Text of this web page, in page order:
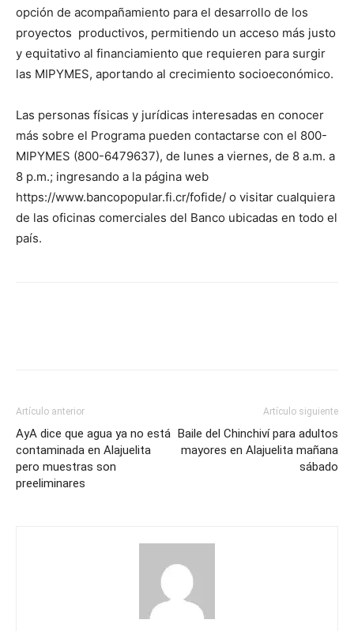
opción de acompañamiento para el desarrollo de los
proyectos productivos, permitiendo un acceso más justo
y equitativo al financiamiento que requieren para surgir
las MIPYMES, aportando al crecimiento socioeconómico.
Las personas físicas y jurídicas interesadas en conocer
más sobre el Programa pueden contactarse con el 800-
MIPYMES (800-6479637), de lunes a viernes, de 8 a.m. a
8 p.m.; ingresando a la página web
https://www.bancopopular.fi.cr/fofide/ o visitar cualquiera
de las oficinas comerciales del Banco ubicadas en todo el
país.
Artículo anterior
AyA dice que agua ya no está
contaminada en Alajuelita
pero muestras son
preeliminares
Artículo siguiente
Baile del Chinchiví para adultos
mayores en Alajuelita mañana
sábado